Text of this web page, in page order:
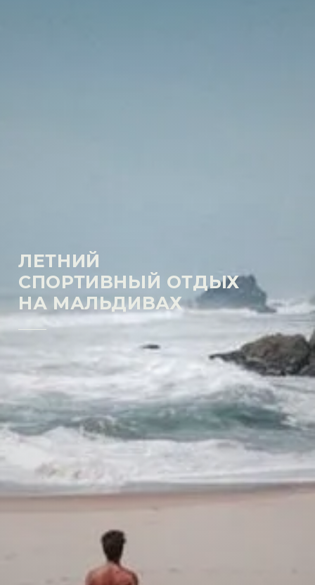
ЛЕТНИЙ
СПОРТИВНЫЙ ОТДЫХ
НА МАЛЬДИВАХ